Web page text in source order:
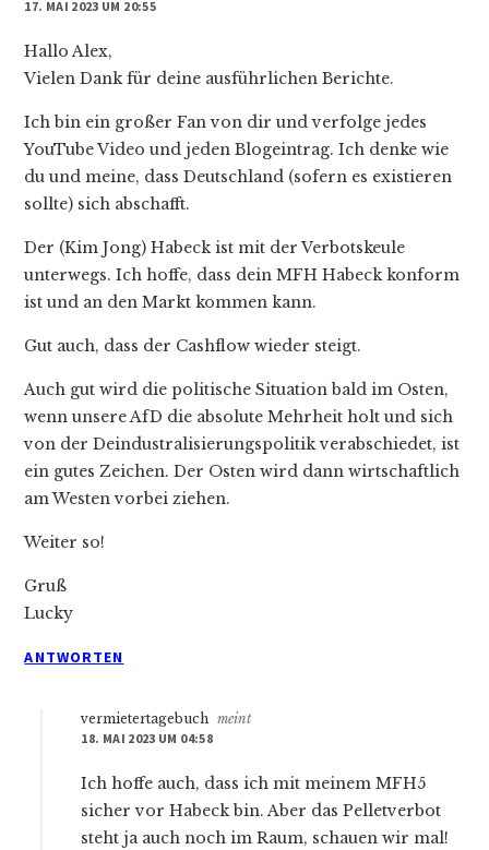
17. MAI 2023 UM 20:55
Hallo Alex,
Vielen Dank für deine ausführlichen Berichte.
Ich bin ein großer Fan von dir und verfolge jedes
YouTube Video und jeden Blogeintrag. Ich denke wie
du und meine, dass Deutschland (sofern es existieren
sollte) sich abschafft.
Der (Kim Jong) Habeck ist mit der Verbotskeule
unterwegs. Ich hoffe, dass dein MFH Habeck konform
ist und an den Markt kommen kann.
Gut auch, dass der Cashflow wieder steigt.
Auch gut wird die politische Situation bald im Osten,
wenn unsere AfD die absolute Mehrheit holt und sich
von der Deindustralisierungspolitik verabschiedet, ist
ein gutes Zeichen. Der Osten wird dann wirtschaftlich
am Westen vorbei ziehen.
Weiter so!
Gruß
Lucky
ANTWORTEN
vermietertagebuch meint
18. MAI 2023 UM 04:58
Ich hoffe auch, dass ich mit meinem MFH5
sicher vor Habeck bin. Aber das Pelletverbot
steht ja auch noch im Raum, schauen wir mal!